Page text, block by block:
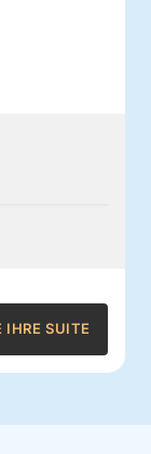
IHRE SUITE